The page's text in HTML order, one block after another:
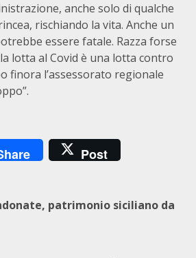
anche solo di qualche
rischiando la vita. Anche un
essere fatale. Razza forse
lotta al Covid è una lotta contro
finora l’assessorato regionale
Post
patrimonio siciliano da